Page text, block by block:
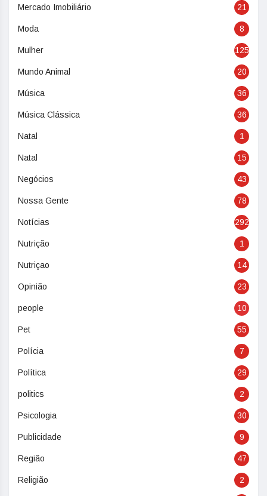
Mercado Imobiliário 21
Moda 8
Mulher 125
Mundo Animal 20
Música 36
Música Clássica 36
Natal 1
Natal 15
Negócios 43
Nossa Gente 78
Notícias 292
Nutrição 1
Nutriçao 14
Opinião 23
people 10
Pet 55
Polícia 7
Política 29
politics 2
Psicologia 30
Publicidade 9
Região 47
Religião 2